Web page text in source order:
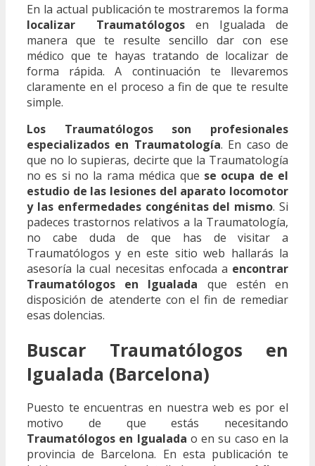
En la actual publicación te mostraremos la forma
localizar Traumatólogos en Igualada de
manera que te resulte sencillo dar con ese
médico que te hayas tratando de localizar de
forma rápida. A continuación te llevaremos
claramente en el proceso a fin de que te resulte
simple.
Los Traumatólogos son profesionales
especializados en Traumatología. En caso de
que no lo supieras, decirte que la Traumatología
no es si no la rama médica que se ocupa de el
estudio de las lesiones del aparato locomotor
y las enfermedades congénitas del mismo. Si
padeces trastornos relativos a la Traumatología,
no cabe duda de que has de visitar a
Traumatólogos y en este sitio web hallarás la
asesoría la cual necesitas enfocada a encontrar
Traumatólogos en Igualada que estén en
disposición de atenderte con el fin de remediar
esas dolencias.
Buscar Traumatólogos en
Igualada (Barcelona)
Puesto te encuentras en nuestra web es por el
motivo de que estás necesitando
Traumatólogos en Igualada o en su caso en la
provincia de Barcelona. En esta publicación te